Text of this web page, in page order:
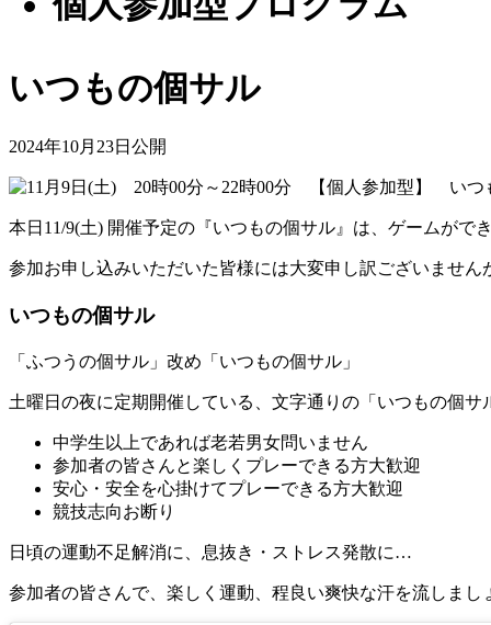
いつもの個サル
2024年10月23日公開
本日11/9(土) 開催予定の『いつもの個サル』は、ゲームが
参加お申し込みいただいた皆様には大変申し訳ございませ
いつもの個サル
「ふつうの個サル」改め「いつもの個サル」
土曜日の夜に定期開催している、文字通りの「いつもの個サ
中学生以上であれば老若男女問いません
参加者の皆さんと楽しくプレーできる方大歓迎
安心・安全を心掛けてプレーできる方大歓迎
競技志向お断り
日頃の運動不足解消に、息抜き・ストレス発散に…
参加者の皆さんで、楽しく運動、程良い爽快な汗を流しまし